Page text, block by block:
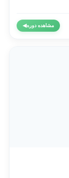
مشاهده دوره◀